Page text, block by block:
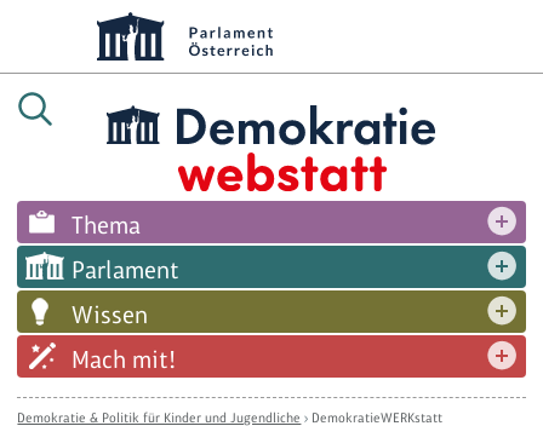
Thema
Parlament
Wissen
Mach mit!
Demokratie & Politik für Kinder und Jugendliche › DemokratieWERKstatt